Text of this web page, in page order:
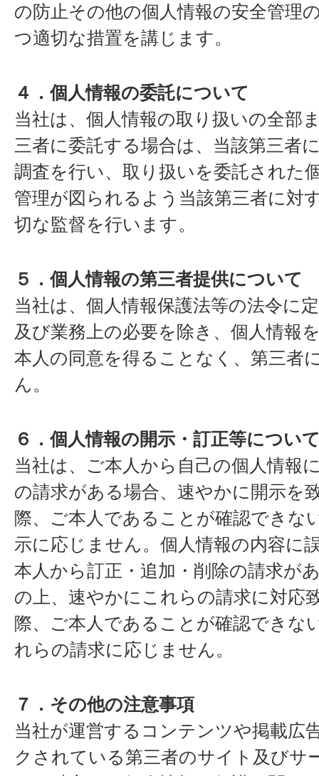
の防止その他の個人情報の安全管理
つ適切な措置を講じます。
４．個人情報の委託について
当社は、個人情報の取り扱いの全部
三者に委託する場合は、当該第三者
調査を行い、取り扱いを委託された
管理が図られるよう当該第三者に対
切な監督を行います。
５．個人情報の第三者提供について
当社は、個人情報保護法等の法令に
及び業務上の必要を除き、個人情報
本人の同意を得ることなく、第三者
ん。
６．個人情報の開示・訂正等につい
当社は、ご本人から自己の個人情報
の請求がある場合、速やかに開示を
際、ご本人であることが確認できな
示に応じません。個人情報の内容に
本人から訂正・追加・削除の請求が
の上、速やかにこれらの請求に対応
際、ご本人であることが確認できな
れらの請求に応じません。
７．その他の注意事項
当社が運営するコンテンツや掲載広
クされている第三者のサイト及びサ